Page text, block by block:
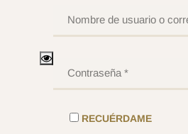
RECUÉRDAME